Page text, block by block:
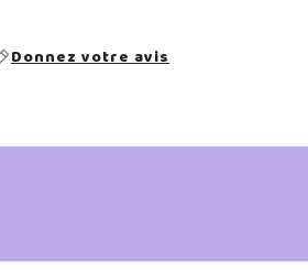
Donnez votre avis